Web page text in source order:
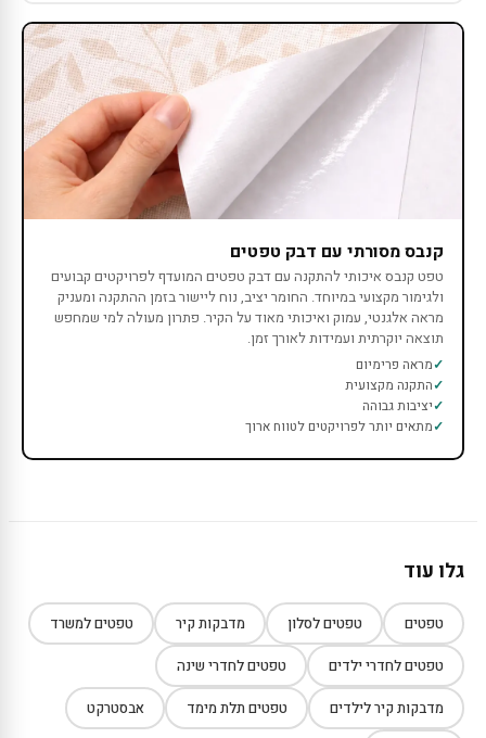
קנבס מסורתי עם דבק טפטים
טפט קנבס איכותי להתקנה עם דבק טפטים המועדף לפרויקטים קבועים
ולגימור מקצועי במיוחד. החומר יציב, נוח ליישור בזמן ההתקנה ומעניק
מראה אלגנטי, עמוק ואיכותי מאוד על הקיר. פתרון מעולה למי שמחפש
תוצאה יוקרתית ועמידות לאורך זמן.
מראה פרימיום
התקנה מקצועית
יציבות גבוהה
מתאים יותר לפרויקטים לטווח ארוך
גלו עוד
טפטים טפטים לסלון מדבקות קיר טפטים למשרד
טפטים לחדרי ילדים טפטים לחדרי שינה
מדבקות קיר לילדים טפטים תלת מימד אבסטרקט